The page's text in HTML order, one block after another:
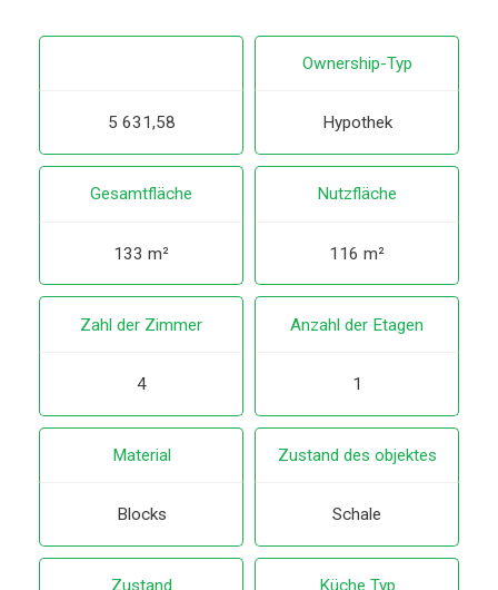
5 631,58
Ownership-Typ
Hypothek
Gesamtfläche
133 m²
Nutzfläche
116 m²
Zahl der Zimmer
4
Anzahl der Etagen
1
Material
Blocks
Zustand des objektes
Schale
Zustand Küche Typ